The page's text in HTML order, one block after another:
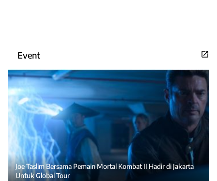
Event
Joe Taslim Bersama Pemain Mortal Kombat II Hadir di Jakarta
Untuk Global Tour